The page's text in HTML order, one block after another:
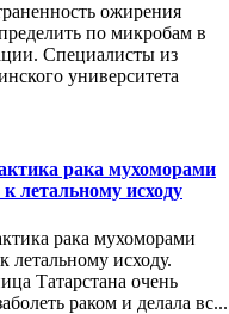
ожирения
по микробам в
Специалисты из
университета
рака мухоморами
летальному исходу
рака мухоморами
летальному исходу.
Татарстана очень
раком и делала вс...